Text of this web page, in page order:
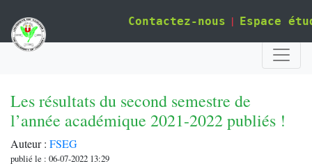
Contactez-nous | Espace
Les résultats du second semestre de
l’année académique 2021-2022 publiés !
Auteur : FSEG
publié le : 06-07-2022 13:29